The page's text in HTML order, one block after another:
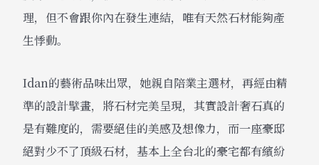
理，但不會跟你內在發生連結，唯有天然石材能夠產
生悸動。
Idan的藝術品味出眾，她親自陪業主選材，再經由精
準的設計擘畫，將石材完美呈現，其實設計奢石真的
是有難度的，需要絕佳的美感及想像力，而一座豪邸
絕對少不了頂級石材，基本上全台北的豪宅都有繽紛